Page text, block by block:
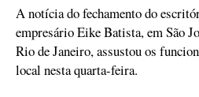
A notícia do fechamento do
empresário Eike Batista, em São
Rio de Janeiro, assustou os
local nesta quarta-feira.